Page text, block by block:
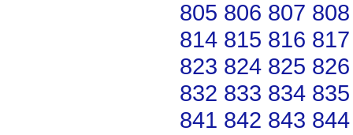
805 806 807 808
814 815 816 817
823 824 825 826
832 833 834 835
841 842 843 844